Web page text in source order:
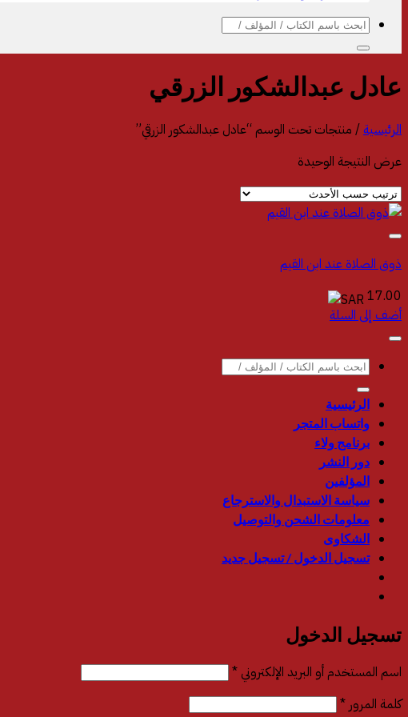
البحث
عن:
عادل عبدالشكور الزرقي
الرئيسية/ منتجات تحت الوسم “عادل عبدالشكور الزرقي”
عرض النتيجة الوحيدة
ذوق الصلاة عند ابن القيم‎
17.00
أضف إلى السلة
البحث
عن:
الرئيسية
واتساب المتجر
برنامج ولاء
دور النشر
المؤلفين
سياسة الاستبدال والاسترجاع
معلومات الشحن والتوصيل
الشكاوى
تسجيل الدخول / تسجيل جديد
تسجيل الدخول
اسم المستخدم أو البريد الإلكتروني *مطلوبة
كلمة المرور *مطلوبة